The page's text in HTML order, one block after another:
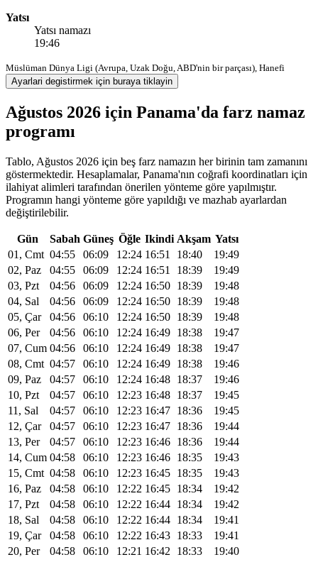
Yatsı
Yatsı namazı
19:46
Müslüman Dünya Ligi (Avrupa, Uzak Doğu, ABD'nin bir parçası), Hanefi
Ayarlari degistirmek için buraya tiklayin
Ağustos 2026 için Panama'da farz namaz
programı
Tablo, Ağustos 2026 için beş farz namazın her birinin tam zamanını
göstermektedir. Hesaplamalar, Panama'nın coğrafi koordinatları için
ilahiyat alimleri tarafından önerilen yönteme göre yapılmıştır.
Programın hangi yönteme göre yapıldığı ve mazhab ayarlardan
değiştirilebilir.
Gün Sabah Güneş Öğle Ikindi Akşam Yatsı
01, Cmt 04:55 06:09 12:24 16:51 18:40
19:49
02, Paz
04:55 06:09 12:24 16:51 18:39
19:49
03, Pzt
04:56 06:09 12:24 16:50 18:39
19:48
04, Sal
04:56 06:09 12:24 16:50 18:39
19:48
05, Çar
04:56 06:10 12:24 16:50 18:39
19:48
06, Per
04:56 06:10 12:24 16:49 18:38
19:47
07, Cum 04:56 06:10 12:24 16:49 18:38
19:47
08, Cmt 04:57 06:10 12:24 16:49 18:38
19:46
09, Paz
04:57 06:10 12:24 16:48 18:37
19:46
10, Pzt
04:57 06:10 12:23 16:48 18:37
19:45
11, Sal
04:57 06:10 12:23 16:47 18:36
19:45
12, Çar
04:57 06:10 12:23 16:47 18:36
19:44
13, Per
04:57 06:10 12:23 16:46 18:36
19:44
14, Cum 04:58 06:10 12:23 16:46 18:35
19:43
15, Cmt 04:58 06:10 12:23 16:45 18:35
19:43
16, Paz
04:58 06:10 12:22 16:45 18:34
19:42
17, Pzt
04:58 06:10 12:22 16:44 18:34
19:42
18, Sal
04:58 06:10 12:22 16:44 18:34
19:41
19, Çar
04:58 06:10 12:22 16:43 18:33
19:41
20, Per
04:58 06:10 12:21 16:42 18:33
19:40